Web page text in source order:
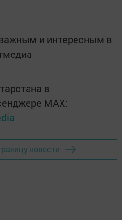
и интересным в
в
MАХ:
новости